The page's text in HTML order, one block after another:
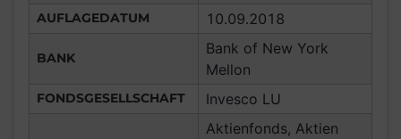
AUFLAGEDATUM 10.09.2018
BANK
Bank of New York
Mellon
FONDSGESELLSCHAFT Invesco LU
Aktienfonds, Aktien